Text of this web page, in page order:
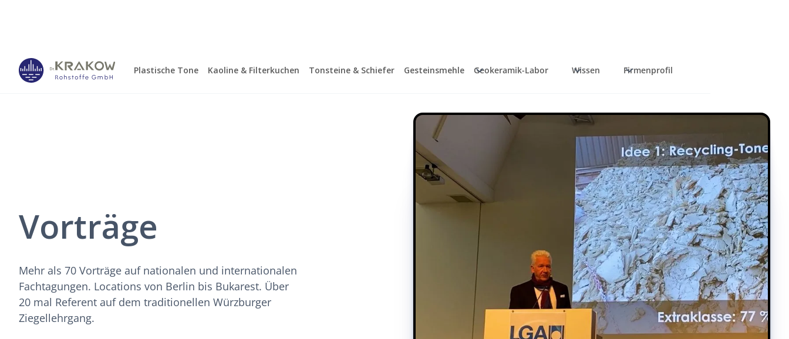
Plastische Tone Kaoline & Filterkuchen Tonsteine & Schiefer Gesteinsmehle Geokeramik-Labor Wissen Firmenprofil
Vorträge
Mehr als 70 Vorträge auf nationalen und internationalen
Fachtagungen. Locations von Berlin bis Bukarest. Über
20 mal Referent auf dem traditionellen Würzburger
Ziegellehrgang.